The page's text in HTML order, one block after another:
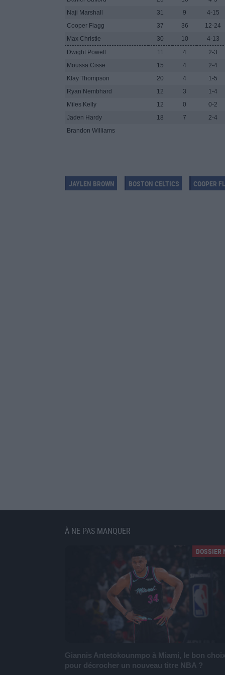
Naji Marshall
31 9 4-15
Cooper Flagg
37 36 12-24
Max Christie
30 10 4-13
Dwight Powell
11 4 2-3
Moussa Cisse
15 4 2-4
Klay Thompson
20 4 1-5
Ryan Nembhard
12 3 1-4
Miles Kelly
12 0 0-2
Jaden Hardy
18 7 2-4
Brandon Williams
JAYLEN BROWN BOSTON CELTICS COOPER
À NE PAS MANQUER
DOSSIER
Giannis Antetokounmpo à Miami, le bon choix
pour décrocher un nouveau titre NBA ?